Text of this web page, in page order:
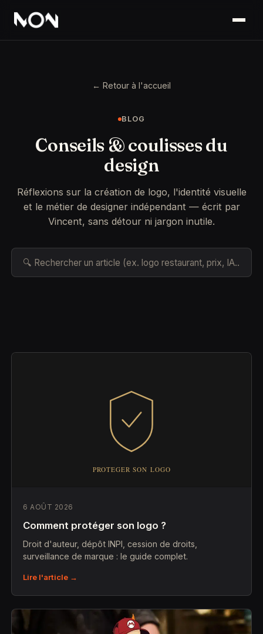
← Retour à l'accueil
BLOG
Conseils & coulisses du
design
Réflexions sur la création de logo, l'identité visuelle
et le métier de designer indépendant — écrit par
Vincent, sans détour ni jargon inutile.
6 AOÛT 2026
Comment protéger son logo ?
Droit d'auteur, dépôt INPI, cession de droits,
surveillance de marque : le guide complet.
Lire l'article →